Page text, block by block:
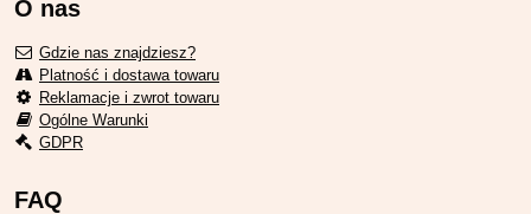
O nas
Gdzie nas znajdziesz?
Platność i dostawa towaru
Reklamacje i zwrot towaru
Ogólne Warunki
GDPR
FAQ